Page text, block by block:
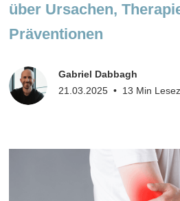
über Ursachen,
Präventionen
Gabriel Dabbagh
21.03.2025 • 13 Min